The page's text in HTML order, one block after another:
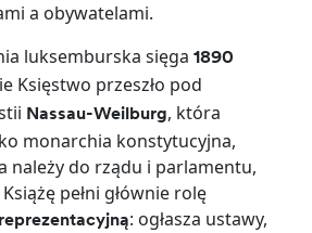
a obywatelami.
luksemburska sięga1890
Księstwo przeszło pod
Nassau-Weilburg, która
monarchia konstytucyjna,
należy do rządu i parlamentu,
pełni głównie rolę
: ogłasza ustawy,